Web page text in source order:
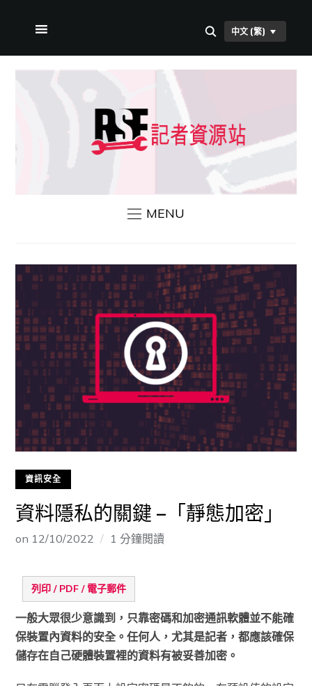
首頁
中文 (繁)
MENU
資訊安全
資料隱私的關鍵 –「靜態加密」
on 12/10/2022 1 分鐘閲讀
列印 / PDF / 電子郵件
一般大眾很少意識到，只靠密碼和加密通訊軟體並不能確
保裝置內資料的安全。任何人，尤其是記者，都應該確保
儲存在自己硬體裝置裡的資料有被妥善加密。